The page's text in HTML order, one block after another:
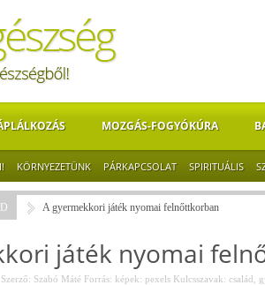
MOZGÁS-FOGYÓKÚRA
KÖRNYEZETÜNK PÁRKAPCSOLAT SPIRITUÁLIS
A gyermekkori játék nyomai felnőttkorban
játék nyomai
Szerző: Szabó Máté Forrás: képek: pexels Kulcsszavak: család